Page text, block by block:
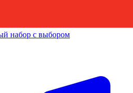
набор с выбором